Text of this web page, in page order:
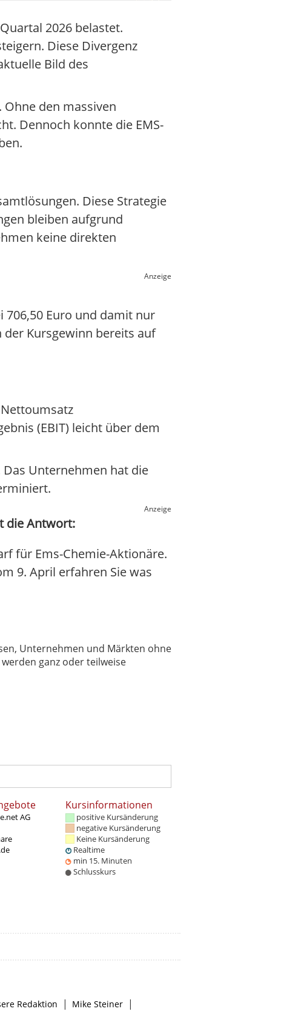
2026 belastet.
Diese Divergenz
Bild des
den massiven
Dennoch konnte die EMS-
Diese Strategie
bleiben aufgrund
keine direkten
Anzeige
706,50 Euro und damit nur
der Kursgewinn bereits auf
(EBIT) leicht über dem
Unternehmen hat die
Anzeige
die Antwort:
für Ems-Chemie-Aktionäre.
9. April erfahren Sie was
Unternehmen und Märkten ohne
ganz oder teilweise
AG
Kursinformationen
positive Kursänderung
negative Kursänderung
Keine Kursänderung
Realtime
min 15. Minuten
Schlusskurs
Redaktion | Mike Steiner |